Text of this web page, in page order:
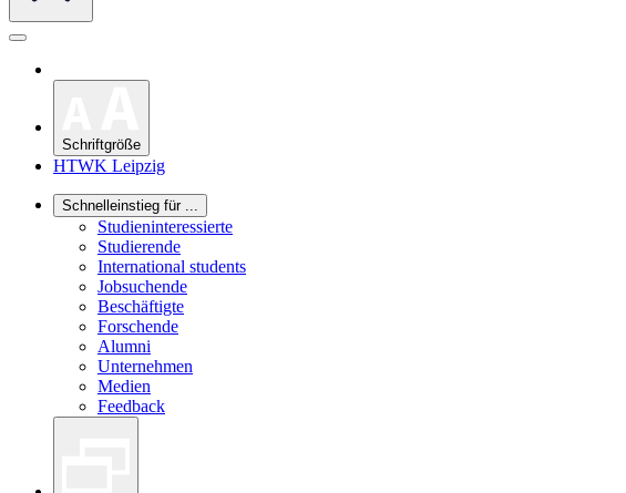
Schriftgröße
HTWK Leipzig
Schnelleinstieg für ...
Studieninteressierte
Studierende
International students
Jobsuchende
Beschäftigte
Forschende
Alumni
Unternehmen
Medien
Feedback